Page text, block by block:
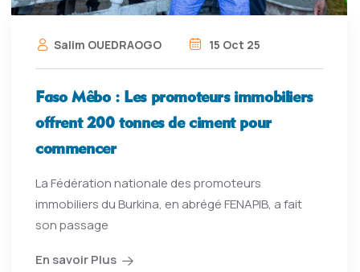
Salim OUEDRAOGO 15 Oct 25
Faso Mêbo : Les promoteurs immobiliers
offrent 200 tonnes de ciment pour
commencer
La Fédération nationale des promoteurs
immobiliers du Burkina, en abrégé FENAPIB, a fait
son passage
En savoir Plus